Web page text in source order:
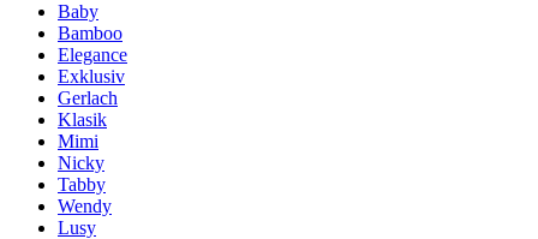
Baby
Bamboo
Elegance
Exklusiv
Gerlach
Klasik
Mimi
Nicky
Tabby
Wendy
Lusy